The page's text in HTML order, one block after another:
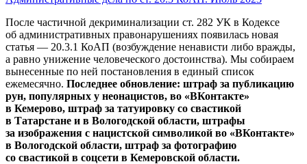
После частичной декриминализации ст. 282 УК в Кодексе
об административных правонарушениях появилась новая
статья — 20.3.1 КоАП (возбуждение ненависти либо вражды,
а равно унижение человеческого достоинства). Мы собираем
вынесенные по ней постановления в единый список
ежемесячно. Последнее обновление: штраф за публикацию
рун, популярных у неонацистов, во «ВКонтакте»
в Кемерово, штраф за татуировку со свастикой
в Татарстане и в Вологодской области, штрафы
за изображения с нацистской символикой во «ВКонтакте»
в Вологодской области, штраф за фотографию
со свастикой в соцсети в Кемеровской области.